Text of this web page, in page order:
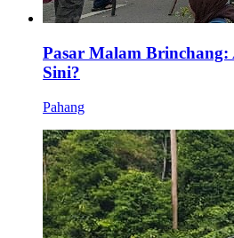
Pasar Malam
Sini?
Pahang